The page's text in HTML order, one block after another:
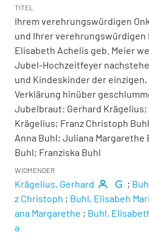
TITEL
Ihrem verehrungswürdigen
und Ihrer verehrungswürdigen
Elisabeth Achelis geb. Meier
Jubel-Hochzeitfeyer
und Kindeskinder der
Verklärung hinüber
Jubelbraut: Gerhard Krägelius;
Krägelius; Franz Christoph
Anna Buhl; Juliana Margarethe
Buhl; Franziska Buhl
WIDMENDER
Krägelius, Gerhard ;
z Christoph ; Buhl, Elisabeh
ana Margarethe ; Buhl,
a